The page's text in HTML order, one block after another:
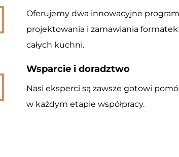
Oferujemy dwa innowacyjne
projektowania i zamawiania formatek
całych kuchni.
Wsparcie i doradztwo
Nasi eksperci są zawsze gotowi
w każdym etapie współpracy.